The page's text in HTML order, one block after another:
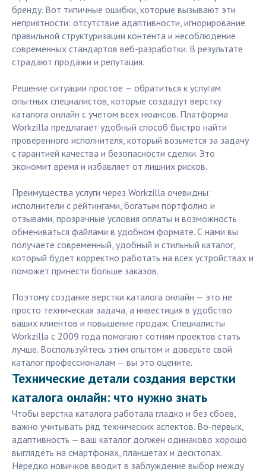
бренду. Вот типичные ошибки, которые вызывают эти
неприятности: отсутствие адаптивности, игнорирование
правильной структуризации контента и несоблюдение
современных стандартов веб-разработки. В результате
страдают продажи и репутация.
Решение ситуации простое — обратиться к услугам
опытных специалистов, которые создадут верстку
каталога онлайн с учетом всех нюансов. Платформа
Workzilla предлагает удобный способ быстро найти
проверенного исполнителя, который возьмется за задачу
с гарантией качества и безопасности сделки. Это
экономит время и избавляет от лишних рисков.
Преимущества услуги через Workzilla очевидны:
исполнители с рейтингами, богатым портфолио и
отзывами, прозрачные условия оплаты и возможность
обмениваться файлами в удобном формате. С нами вы
получаете современный, удобный и стильный каталог,
который будет корректно работать на всех устройствах и
поможет принести больше заказов.
Поэтому создание верстки каталога онлайн — это не
просто техническая задача, а инвестиция в удобство
ваших клиентов и повышение продаж. Специалисты
Workzilla с 2009 года помогают сотням проектов стать
лучше. Воспользуйтесь этим опытом и доверьте свой
каталог профессионалам — вы это оцените.
Технические детали создания верстки
каталога онлайн: что нужно знать
Чтобы верстка каталога работала гладко и без сбоев,
важно учитывать ряд технических аспектов. Во-первых,
адаптивность — ваш каталог должен одинаково хорошо
выглядеть на смартфонах, планшетах и десктопах.
Нередко новичков вводит в заблуждение выбор между